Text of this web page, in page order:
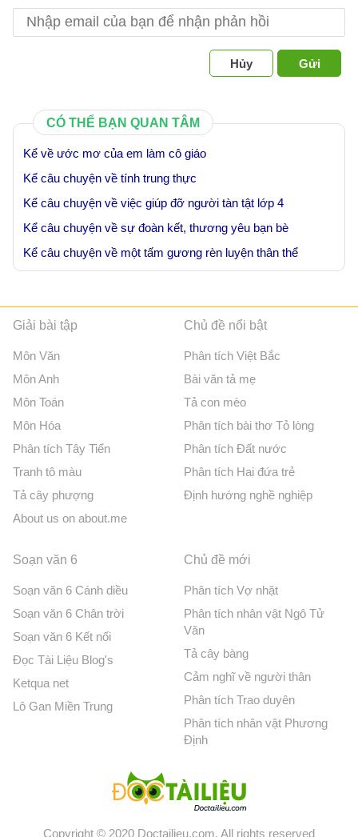
Hủy Gửi
CÓ THỂ BẠN QUAN TÂM
Kể về ước mơ của em làm cô giáo
Kể câu chuyện về tính trung thực
Kể câu chuyện về việc giúp đỡ người tàn tật lớp 4
Kể câu chuyện về sự đoàn kết, thương yêu bạn bè
Kể câu chuyện về một tấm gương rèn luyện thân thể
Giải bài tập
Môn Văn
Môn Anh
Môn Toán
Môn Hóa
Phân tích Tây Tiến
Tranh tô màu
Tả cây phượng
About us on about.me
Chủ đề nổi bật
Phân tích Việt Bắc
Bài văn tả mẹ
Tả con mèo
Phân tích bài thơ Tỏ lòng
Phân tích Đất nước
Phân tích Hai đứa trẻ
Định hướng nghề nghiệp
Soạn văn 6
Soạn văn 6 Cánh diều
Soạn văn 6 Chân trời
Soạn văn 6 Kết nối
Đọc Tài Liệu Blog's
Ketqua net
Lô Gan Miền Trung
Chủ đề mới
Phân tích Vợ nhặt
Phân tích nhân vật Ngô Tử
Văn
Tả cây bàng
Cảm nghĩ về người thân
Phân tích Trao duyên
Phân tích nhân vật Phương
Định
Copyright © 2020 Doctailieu.com. All rights reserved